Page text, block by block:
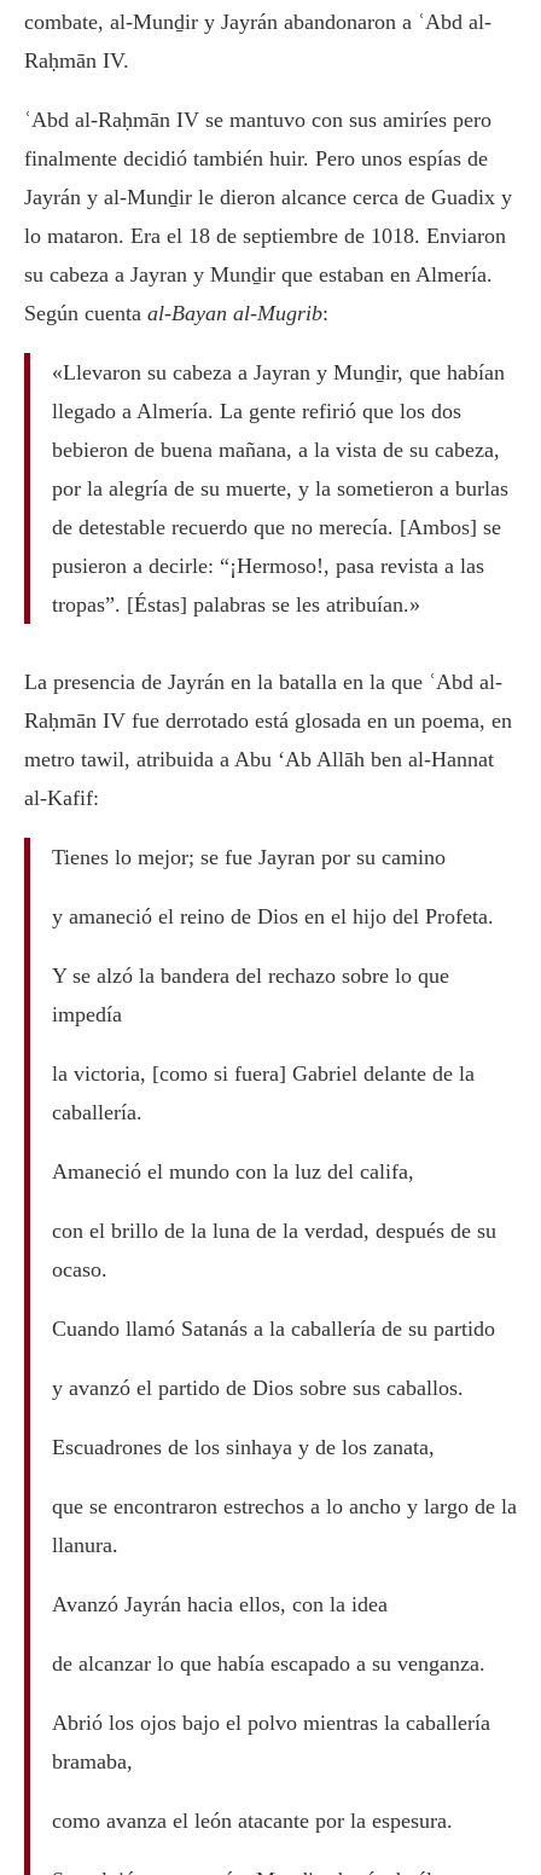
combate, al-Munḏir y Jayrán abandonaron a ʿAbd al-
Raḥmān IV.
ʿAbd al-Raḥmān IV se mantuvo con sus amiríes pero
finalmente decidió también huir. Pero unos espías de
Jayrán y al-Munḏir le dieron alcance cerca de Guadix y
lo mataron. Era el 18 de septiembre de 1018. Enviaron
su cabeza a Jayran y Munḏir que estaban en Almería.
Según cuenta al-Bayan al-Mugrib:
«Llevaron su cabeza a Jayran y Munḏir, que habían
llegado a Almería. La gente refirió que los dos
bebieron de buena mañana, a la vista de su cabeza,
por la alegría de su muerte, y la sometieron a burlas
de detestable recuerdo que no merecía. [Ambos] se
pusieron a decirle: “¡Hermoso!, pasa revista a las
tropas”. [Éstas] palabras se les atribuían.»
La presencia de Jayrán en la batalla en la que ʿAbd al-
Raḥmān IV fue derrotado está glosada en un poema, en
metro tawil, atribuida a Abu ‘Ab Allāh ben al-Hannat
al-Kafif:
Tienes lo mejor; se fue Jayran por su camino
y amaneció el reino de Dios en el hijo del Profeta.
Y se alzó la bandera del rechazo sobre lo que
impedía
la victoria, [como si fuera] Gabriel delante de la
caballería.
Amaneció el mundo con la luz del califa,
con el brillo de la luna de la verdad, después de su
ocaso.
Cuando llamó Satanás a la caballería de su partido
y avanzó el partido de Dios sobre sus caballos.
Escuadrones de los sinhaya y de los zanata,
que se encontraron estrechos a lo ancho y largo de la
llanura.
Avanzó Jayrán hacia ellos, con la idea
de alcanzar lo que había escapado a su venganza.
Abrió los ojos bajo el polvo mientras la caballería
bramaba,
como avanza el león atacante por la espesura.